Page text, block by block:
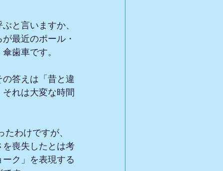
と言いますか、
最近のポール・
歯車です。
答えは「昔と違
れは大変な時間
喪失したとは考
ク」を表現する